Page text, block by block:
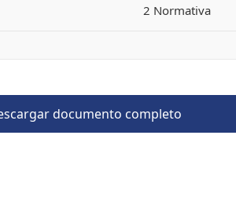
2 Normativa
documento completo